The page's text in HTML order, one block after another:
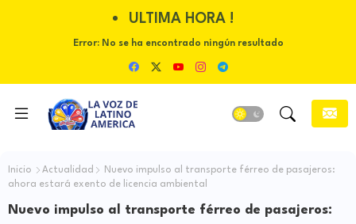
ULTIMA HORA !
Error:No se ha encontrado ningún resultado
Inicio Actualidad
Nuevo impulso al transporte férreo de pasajeros:
ahora estará exento de licencia ambiental
Nuevo impulso al transporte férreo de pasajeros: